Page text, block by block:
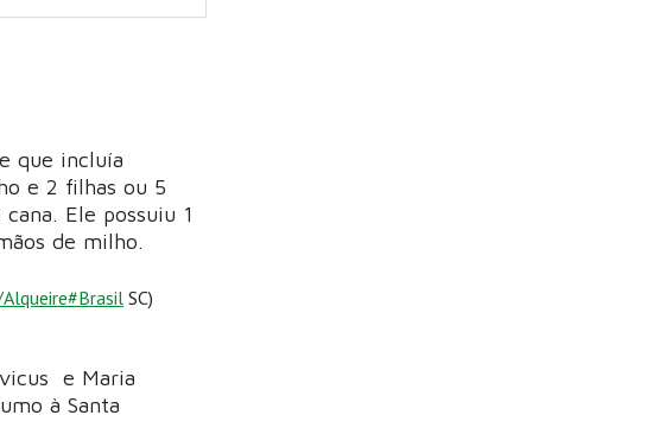
que incluía
e 2 filhas ou 5
Ele possuiu 1
de milho.
SC)
e Maria
à Santa